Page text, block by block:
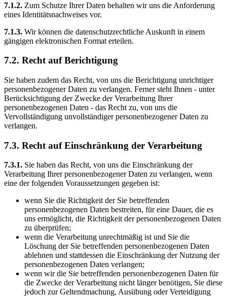
7.1.2. Zum Schutze Ihrer Daten behalten wir uns die Anforderung
eines Identitätsnachweises vor.
7.1.3. Wir können die datenschutzrechtliche Auskunft in einem
gängigen elektronischen Format erteilen.
7.2. Recht auf Berichtigung
Sie haben zudem das Recht, von uns die Berichtigung unrichtiger
personenbezogener Daten zu verlangen. Ferner steht Ihnen - unter
Berücksichtigung der Zwecke der Verarbeitung Ihrer
personenbezogenen Daten - das Recht zu, von uns die
Vervollständigung unvollständiger personenbezogener Daten zu
verlangen.
7.3. Recht auf Einschränkung der Verarbeitung
7.3.1. Sie haben das Recht, von uns die Einschränkung der
Verarbeitung Ihrer personenbezogener Daten zu verlangen, wenn
eine der folgenden Voraussetzungen gegeben ist:
wenn Sie die Richtigkeit der Sie betreffenden
personenbezogenen Daten bestreiten, für eine Dauer, die es
uns ermöglicht, die Richtigkeit der personenbezogenen Daten
zu überprüfen;
wenn die Verarbeitung unrechtmäßig ist und Sie die
Löschung der Sie betreffenden personenbezogenen Daten
ablehnen und stattdessen die Einschränkung der Nutzung der
personenbezogenen Daten verlangen;
wenn wir die Sie betreffenden personenbezogenen Daten für
die Zwecke der Verarbeitung nicht länger benötigen, Sie diese
jedoch zur Geltendmachung, Ausübung oder Verteidigung